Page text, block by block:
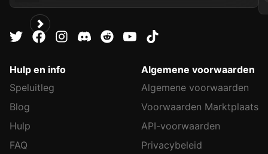
Hulp en info
Speluitleg
Blog
Hulp
FAQ
Algemene voorwaarden
Algemene voorwaarden
Voorwaarden Marktplaats
API-voorwaarden
Privacybeleid